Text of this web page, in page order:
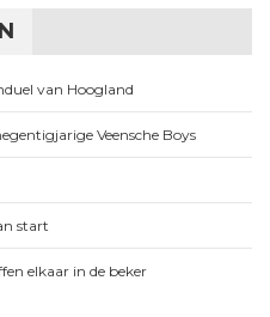
van Hoogland
Veensche Boys
start
elkaar in de beker